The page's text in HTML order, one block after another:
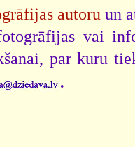
autoru un
vai
par kuru
.